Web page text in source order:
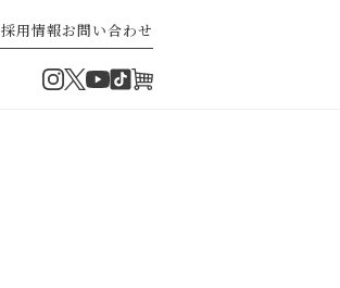
採用情報お問い合わせ
Instagram
Twitter
YouTube
TikTok